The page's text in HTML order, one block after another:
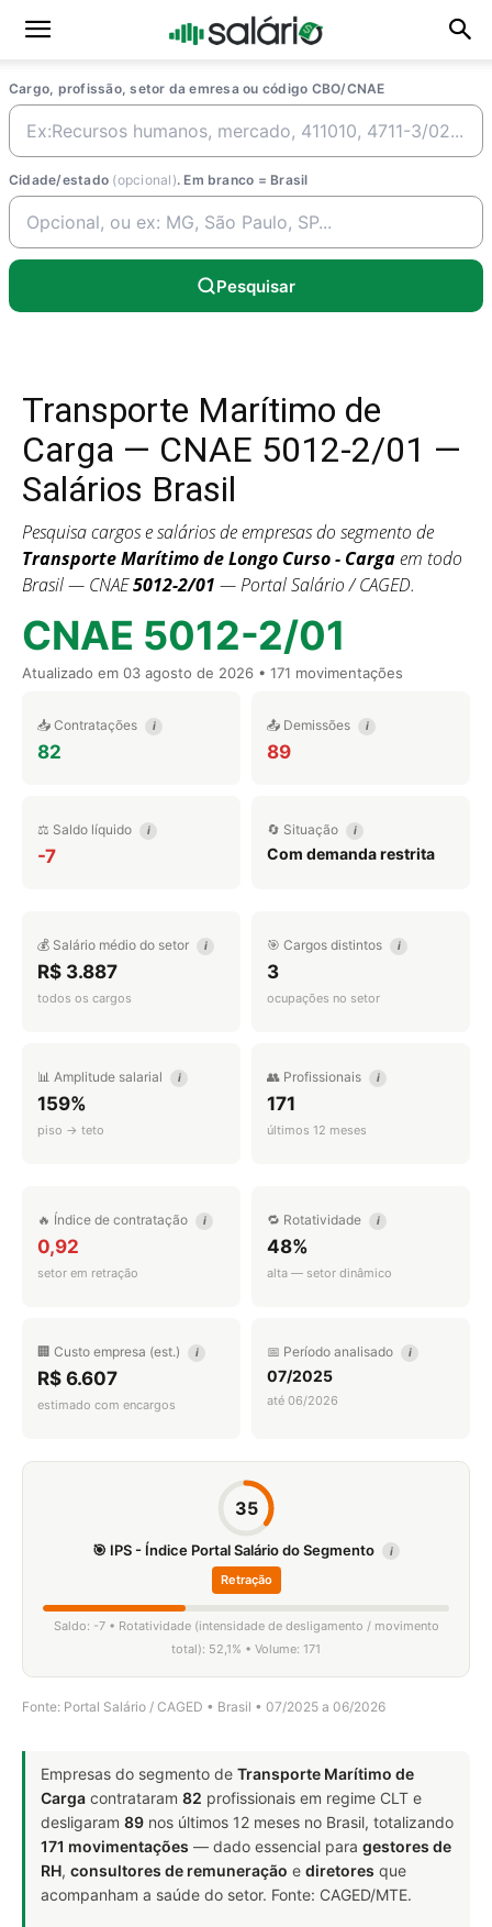
Cargo, profissão, setor da emresa ou código CBO/CNAE
Cidade/estado (opcional). Em branco = Brasil
Pesquisar
Transporte Marítimo de
Carga — CNAE 5012-2/01 —
Salários Brasil
Pesquisa cargos e salários de empresas do segmento de
Transporte Marítimo de Longo Curso - Cargaem todo
Brasil — CNAE5012-2/01 — Portal Salário / CAGED.
CNAE 5012-2/01
Atualizado em 03 agosto de 2026 • 171 movimentações
📥 Contratações i
82
📤 Demissões i
89
⚖️ Saldo líquido i
-7
🔄 Situação i
Com demanda restrita
💰 Salário médio do setor i
R$ 3.887
todos os cargos
🎯 Cargos distintos i
3
ocupações no setor
📊 Amplitude salarial i
159%
piso → teto
👥 Profissionais i
171
últimos 12 meses
🔥 Índice de contratação i
0,92
setor em retração
🔁 Rotatividade i
48%
alta — setor dinâmico
🏢 Custo empresa (est.) i
R$ 6.607
estimado com encargos
📅 Período analisado i
07/2025
até 06/2026
35
🎯 IPS - Índice Portal Salário do Segmento i
Retração
Saldo: -7 • Rotatividade (intensidade de desligamento / movimento
total): 52,1% • Volume: 171
Fonte: Portal Salário / CAGED • Brasil • 07/2025 a 06/2026
Empresas do segmento de Transporte Marítimo de
Carga contrataram 82 profissionais em regime CLT e
desligaram 89 nos últimos 12 meses no Brasil, totalizando
171 movimentações — dado essencial para gestores de
RH, consultores de remuneração e diretores que
acompanham a saúde do setor. Fonte: CAGED/MTE.